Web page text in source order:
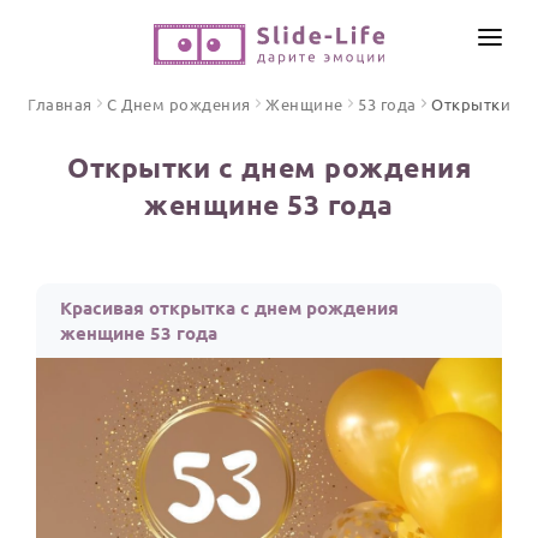
ПО ФОРМАТУ
Открытки
Стихи и тексты
ПРАЗДНИКИ
С Днем рождения
Юбилей
ИНСТРУМЕНТЫ
ОТЗЫВЫ
Главная С Днем рождения Женщине 53 года Открытки
Открытки с днем рождения
женщине 53 года
Красивая открытка с днем рождения
женщине 53 года